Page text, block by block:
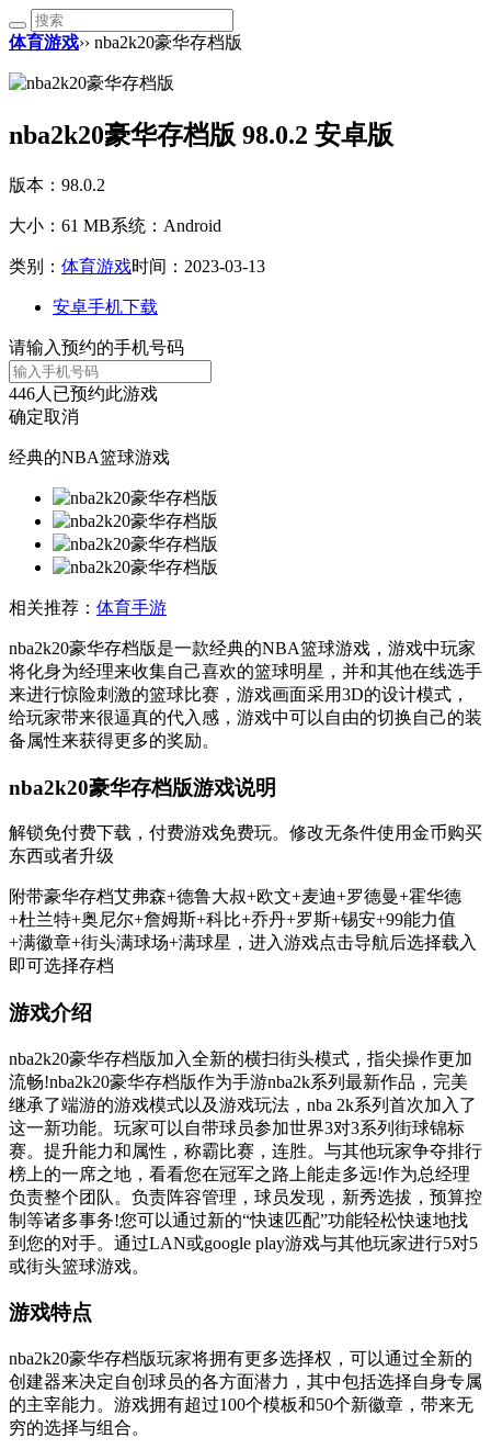
体育游戏›› nba2k20豪华存档版
nba2k20豪华存档版 98.0.2 安卓版
版本：98.0.2
大小：61 MB系统：Android
类别： 体育游戏时间：2023-03-13
安卓手机下载
请输入预约的手机号码
446人已预约此游戏
确定取消
经典的NBA篮球游戏
相关推荐： 体育手游
nba2k20豪华存档版是一款经典的NBA篮球游戏，游戏中玩家
将化身为经理来收集自己喜欢的篮球明星，并和其他在线选手
来进行惊险刺激的篮球比赛，游戏画面采用3D的设计模式，
给玩家带来很逼真的代入感，游戏中可以自由的切换自己的装
备属性来获得更多的奖励。
nba2k20豪华存档版游戏说明
解锁免付费下载，付费游戏免费玩。修改无条件使用金币购买
东西或者升级
附带豪华存档艾弗森+德鲁大叔+欧文+麦迪+罗德曼+霍华德
+杜兰特+奥尼尔+詹姆斯+科比+乔丹+罗斯+锡安+99能力值
+满徽章+街头满球场+满球星，进入游戏点击导航后选择载入
即可选择存档
游戏介绍
nba2k20豪华存档版加入全新的横扫街头模式，指尖操作更加
流畅!nba2k20豪华存档版作为手游nba2k系列最新作品，完美
继承了端游的游戏模式以及游戏玩法，nba 2k系列首次加入了
这一新功能。玩家可以自带球员参加世界3对3系列街球锦标
赛。提升能力和属性，称霸比赛，连胜。与其他玩家争夺排行
榜上的一席之地，看看您在冠军之路上能走多远!作为总经理
负责整个团队。负责阵容管理，球员发现，新秀选拔，预算控
制等诸多事务!您可以通过新的“快速匹配”功能轻松快速地找
到您的对手。通过LAN或google play游戏与其他玩家进行5对5
或街头篮球游戏。
游戏特点
nba2k20豪华存档版玩家将拥有更多选择权，可以通过全新的
创建器来决定自创球员的各方面潜力，其中包括选择自身专属
的主宰能力。游戏拥有超过100个模板和50个新徽章，带来无
穷的选择与组合。